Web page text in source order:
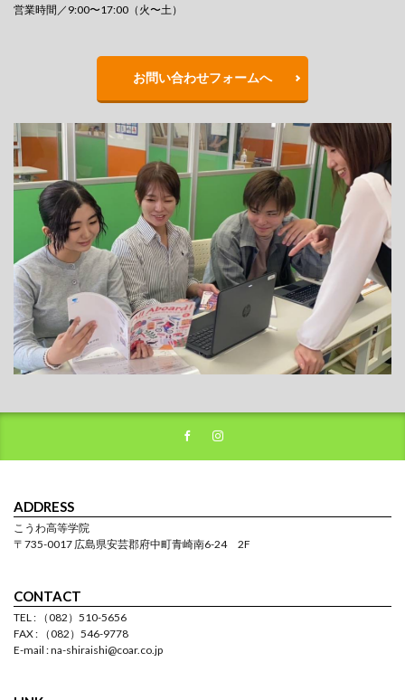
営業時間／9:00〜17:00（火〜土）
お問い合わせフォームへ
ADDRESS
こうわ高等学院
〒735-0017 広島県安芸郡府中町青崎南6-24 2F
CONTACT
TEL : （082）510-5656
FAX : （082）546-9778
E-mail : na-shiraishi@coar.co.jp